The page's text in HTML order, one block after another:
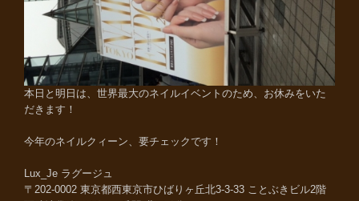
本日と明日は、世界最大のネイルイベントのため、お休みをいた
だきます！
今年のネイルクィーン、要チェックです！
Lux_Je ラグージュ
〒202-0002 東京都西東京市ひばりヶ丘北3-3-33 ことぶきビル2階